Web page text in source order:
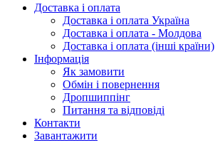
Доставка і оплата
Доставка і оплата Україна
Доставка і оплата - Молдова
Доставка і оплата (інші країни)
Інформація
Як замовити
Обмін і повернення
Дропшиппінг
Питання та відповіді
Контакти
Завантажити